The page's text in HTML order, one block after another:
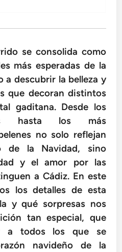
se consolida como
más esperadas de la
a descubrir la belleza y
que decoran distintos
gaditana. Desde los
hasta los más
no solo reflejan
de la Navidad, sino
y el amor por las
a Cádiz. En este
los detalles de esta
y qué sorpresas nos
tan especial, que
a todos los que se
navideño de la